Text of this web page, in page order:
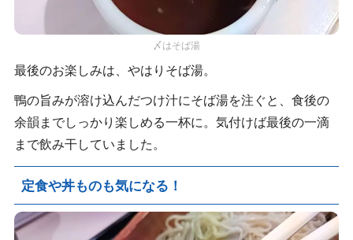
〆はそば湯
最後のお楽しみは、やはりそば湯。
鴨の旨みが溶け込んだつけ汁にそば湯を注ぐと、食後の
余韻までしっかり楽しめる一杯に。気付けば最後の一滴
まで飲み干していました。
定食や丼ものも気になる！